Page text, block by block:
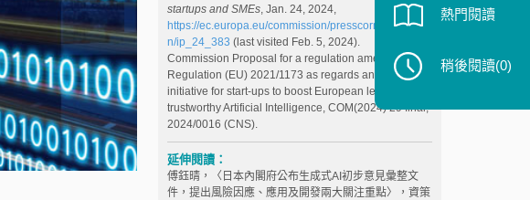
startups and SMEs, Jan. 24, 2024,
https://ec.europa.eu/commission/presscorner/detail/e
n/ip_24_383 (last visited Feb. 5, 2024).
Commission Proposal for a regulation amending
Regulation (EU) 2021/1173 as regards an EuroHPC
initiative for start-ups to boost European leadership in
trustworthy Artificial Intelligence, COM(2024) 29 final,
2024/0016 (CNS).
延伸閱讀：
傅鈺晴，〈日本內閣府公布生成式AI初步意見彙整文
件，提出風險因應、應用及開發兩大關注重點〉，資策
熱門閱讀
稍後閱讀(0)